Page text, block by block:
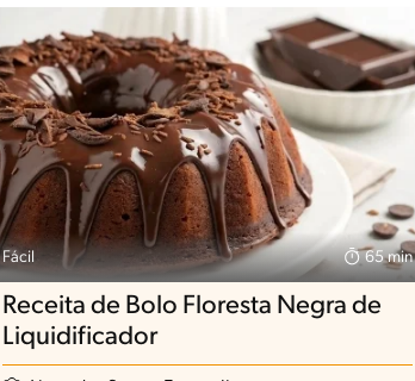
Fácil 65 min
Receita de Bolo Floresta Negra de
Liquidificador